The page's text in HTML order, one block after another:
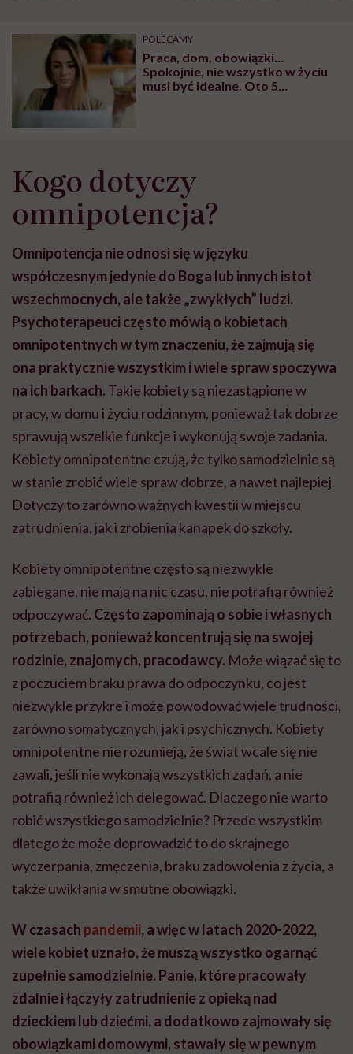
może chyba tylko
głupota i brak
wyobraźni"
pracy
POLECAMY
Praca, dom, obowiązki…
Spokojnie, nie wszystko w życiu
musi być idealne. Oto 5
Kogo dotyczy
omnipotencja?
Omnipotencja nie odnosi się w języku
współczesnym jedynie do Boga lub innych istot
wszechmocnych, ale także „zwykłych” ludzi.
Psychoterapeuci często mówią o kobietach
omnipotentnych w tym znaczeniu, że zajmują się
ona praktycznie wszystkim i wiele spraw spoczywa
na ich barkach. Takie kobiety są niezastąpione w
pracy, w domu i życiu rodzinnym, ponieważ tak dobrze
sprawują wszelkie funkcje i wykonują swoje zadania.
Kobiety omnipotentne czują, że tylko samodzielnie są
w stanie zrobić wiele spraw dobrze, a nawet najlepiej.
Dotyczy to zarówno ważnych kwestii w miejscu
zatrudnienia, jak i zrobienia kanapek do szkoły.
Kobiety omnipotentne często są niezwykle
zabiegane, nie mają na nic czasu, nie potrafią również
odpoczywać. Często zapominają o sobie i własnych
potrzebach, ponieważ koncentrują się na swojej
rodzinie, znajomych, pracodawcy. Może wiązać się to
z poczuciem braku prawa do odpoczynku, co jest
niezwykle przykre i może powodować wiele trudności,
zarówno somatycznych, jak i psychicznych. Kobiety
omnipotentne nie rozumieją, że świat wcale się nie
zawali, jeśli nie wykonają wszystkich zadań, a nie
potrafią również ich delegować. Dlaczego nie warto
robić wszystkiego samodzielnie? Przede wszystkim
dlatego że może doprowadzić to do skrajnego
wyczerpania, zmęczenia, braku zadowolenia z życia, a
także uwikłania w smutne obowiązki.
W czasach pandemii, a więc w latach 2020-2022,
wiele kobiet uznało, że muszą wszystko ogarnąć
zupełnie samodzielnie. Panie, które pracowały
zdalnie i łączyły zatrudnienie z opieką nad
dzieckiem lub dziećmi, a dodatkowo zajmowały się
obowiązkami domowymi, stawały się w pewnym